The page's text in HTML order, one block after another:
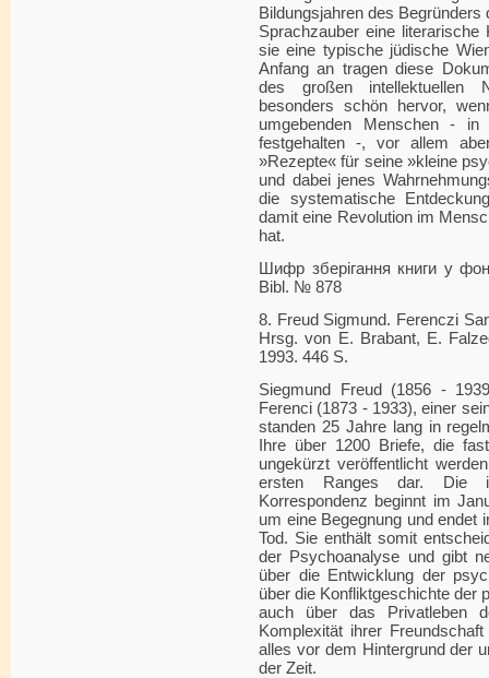
Bildungsjahren des
Sprachzauber eine literarische
sie eine typische jüdische
Anfang an tragen diese
des großen intellektuellen
besonders schön hervor,
umgebenden Menschen - in
festgehalten -, vor allem
»Rezepte« für seine »kleine
und dabei jenes
die systematische
damit eine Revolution im
hat.
Шифр зберігання книги у
Bibl. № 878
8. Freud Sigmund. Ferenczi
Hrsg. von E. Brabant, E.
1993. 446 S.
Siegmund Freud (1856 -
Ferenci (1873 - 1933), einer
standen 25 Jahre lang in
Ihre über 1200 Briefe, die
ungekürzt veröffentlicht
ersten Ranges dar. Die
Korrespondenz beginnt im
um eine Begegnung und endet
Tod. Sie enthält somit
der Psychoanalyse und gibt
über die Entwicklung der
über die Konfliktgeschichte der
auch über das Privatleben
Komplexität ihrer
alles vor dem Hintergrund der
der Zeit.